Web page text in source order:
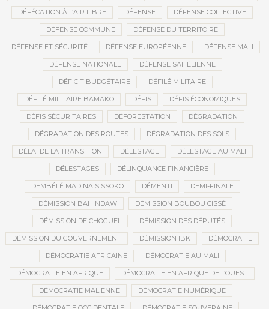
DÉFÉCATION À L’AIR LIBRE DÉFENSE DÉFENSE COLLECTIVE
DÉFENSE COMMUNE DÉFENSE DU TERRITOIRE
DÉFENSE ET SÉCURITÉ DÉFENSE EUROPÉENNE DÉFENSE MALI
DÉFENSE NATIONALE DÉFENSE SAHÉLIENNE
DÉFICIT BUDGÉTAIRE DÉFILÉ MILITAIRE
DÉFILÉ MILITAIRE BAMAKO DÉFIS DÉFIS ÉCONOMIQUES
DÉFIS SÉCURITAIRES DÉFORESTATION DÉGRADATION
DÉGRADATION DES ROUTES DÉGRADATION DES SOLS
DÉLAI DE LA TRANSITION DÉLESTAGE DÉLESTAGE AU MALI
DÉLESTAGES DÉLINQUANCE FINANCIÈRE
DEMBÉLÉ MADINA SISSOKO DÉMENTI DEMI-FINALE
DÉMISSION BAH NDAW DÉMISSION BOUBOU CISSÉ
DÉMISSION DE CHOGUEL DÉMISSION DES DÉPUTÉS
DÉMISSION DU GOUVERNEMENT DÉMISSION IBK DÉMOCRATIE
DÉMOCRATIE AFRICAINE DÉMOCRATIE AU MALI
DÉMOCRATIE EN AFRIQUE DÉMOCRATIE EN AFRIQUE DE L’OUEST
DÉMOCRATIE MALIENNE DÉMOCRATIE NUMÉRIQUE